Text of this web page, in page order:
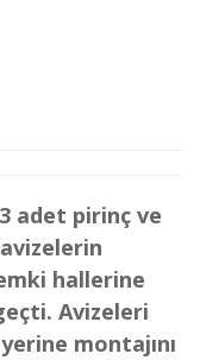
adet pirinç ve
hallerine
Avizeleri
montajını